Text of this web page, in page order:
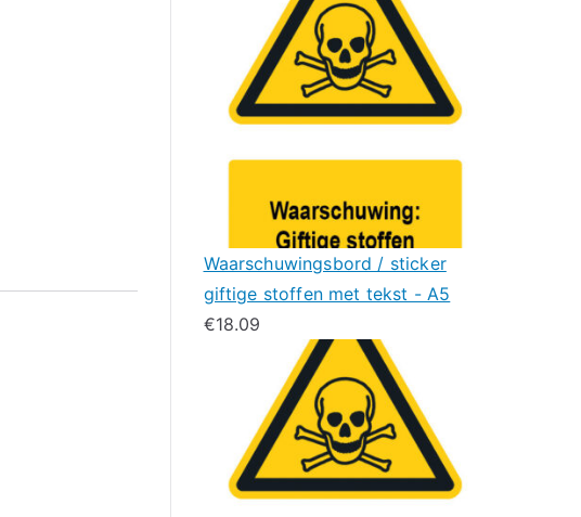
Waarschuwingsbord / sticker
giftige stoffen met tekst - A5
€18.09